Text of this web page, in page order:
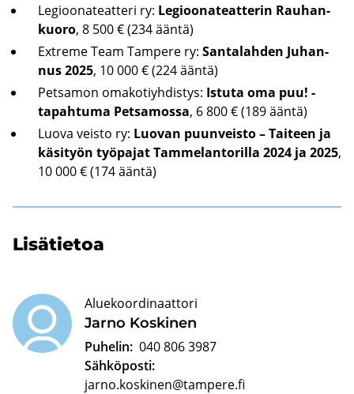
Le­gioo­na­teat­te­ri ry: Le­gioo­na­teat­te­rin Rau­han­
kuo­ro, 8 500 € (234 ääntä)
Extreme Team Tam­pe­re ry: San­ta­lah­den Ju­han­
nus 2025, 10 000 € (224 ääntä)
Pet­sa­mon oma­ko­tiyh­dis­tys: Is­tu­ta oma puu! -​
tapahtuma Pet­sa­mos­sa, 6 800 € (189 ääntä)
Luova veis­to ry: Luo­van puun­veis­to – Tai­teen ja
kä­si­työn työ­pa­jat Tam­me­lan­to­ril­la 2024 ja 2025,
10 000 € (174 ääntä)
Li­sä­tie­toa
Jarno Kos­ki­nen
Aluekoordinaattori
Puhelin: 040 806 3987
Sähköposti:
jarno.koskinen@tampere.fi